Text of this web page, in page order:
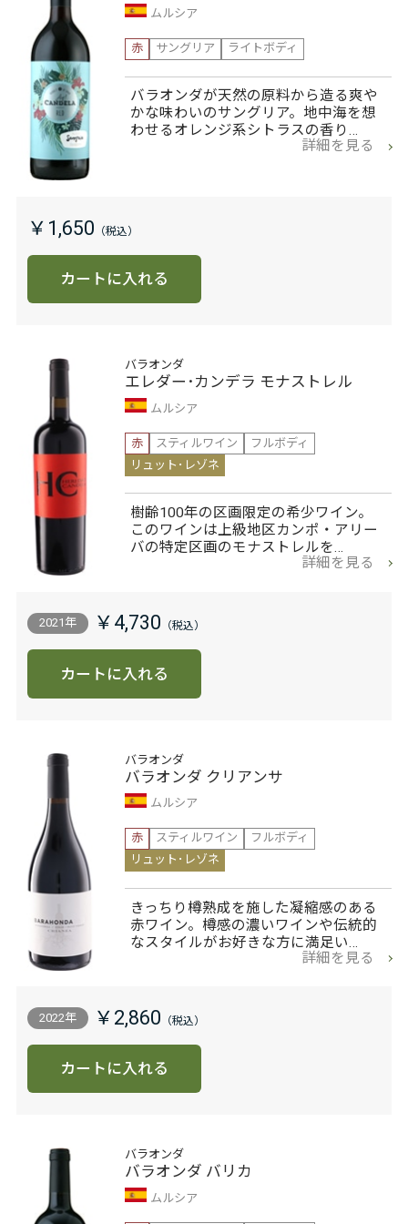
ムルシア
赤
サングリア ライトボディ
バラオンダが天然の原料から造る爽や
かな味わいのサングリア。地中海を想
わせるオレンジ系シトラスの香り…
詳細を見る
￥1,650
カートに入れる
バラオンダ
エレダー･カンデラ モナストレル
ムルシア
赤
スティルワイン
フルボディ
リュット･レゾネ
樹齢100年の区画限定の希少ワイン。
このワインは上級地区カンポ・アリー
バの特定区画のモナストレルを…
詳細を見る
2021年 ￥4,730
カートに入れる
バラオンダ
バラオンダ クリアンサ
ムルシア
赤
スティルワイン
フルボディ
リュット･レゾネ
きっちり樽熟成を施した凝縮感のある
赤ワイン。樽感の濃いワインや伝統的
なスタイルがお好きな方に満足い…
詳細を見る
2022年 ￥2,860
カートに入れる
バラオンダ
バラオンダ バリカ
ムルシア